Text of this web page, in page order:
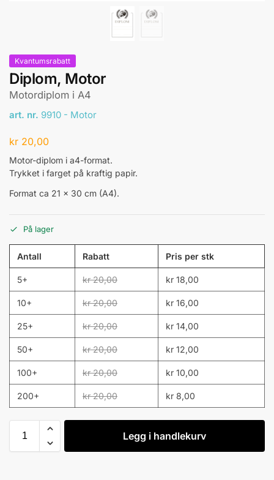
Kvantumsrabatt
Diplom, Motor
Motordiplom i A4
art. nr. 9910 - Motor
kr 20,00
Motor-diplom i a4-format.
Trykket i farget på kraftig papir.
Format ca 21 x 30 cm (A4).
På lager
Antall Rabatt Pris per stk
5+ kr20,00 kr 18,00
10+ kr20,00 kr 16,00
25+ kr20,00 kr 14,00
50+ kr20,00 kr 12,00
100+ kr20,00 kr 10,00
200+ kr20,00 kr 8,00
Legg i handlekurv